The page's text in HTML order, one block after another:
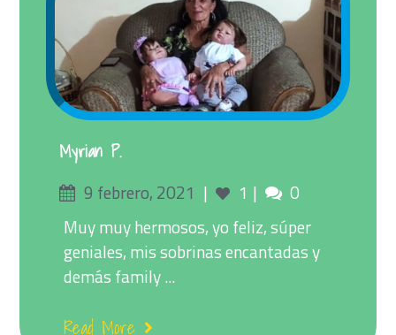
Myrian P.
Posted
on
9 febrero, 2021 1 Comments
0
Muy muy hermosos, yo feliz, súper
geniales, mis sobrinas encantadas y
demás family ...
Read More